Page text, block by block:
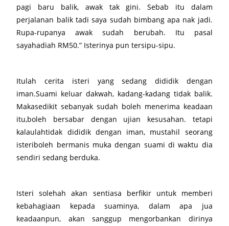
pagi baru balik, awak tak gini. Sebab itu dalam
perjalanan balik tadi saya sudah bimbang apa nak jadi.
Rupa-rupanya awak sudah berubah. Itu pasal
sayahadiah RM50.” Isterinya pun tersipu-sipu.
Itulah cerita isteri yang sedang dididik dengan
iman.Suami keluar dakwah, kadang-kadang tidak balik.
Makasedikit sebanyak sudah boleh menerima keadaan
itu,boleh bersabar dengan ujian kesusahan. tetapi
kalaulahtidak dididik dengan iman, mustahil seorang
isteriboleh bermanis muka dengan suami di waktu dia
sendiri sedang berduka.
Isteri solehah akan sentiasa berfikir untuk memberi
kebahagiaan kepada suaminya, dalam apa jua
keadaanpun, akan sanggup mengorbankan dirinya